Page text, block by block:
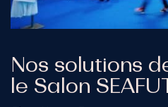
Nos solutions
le Salon